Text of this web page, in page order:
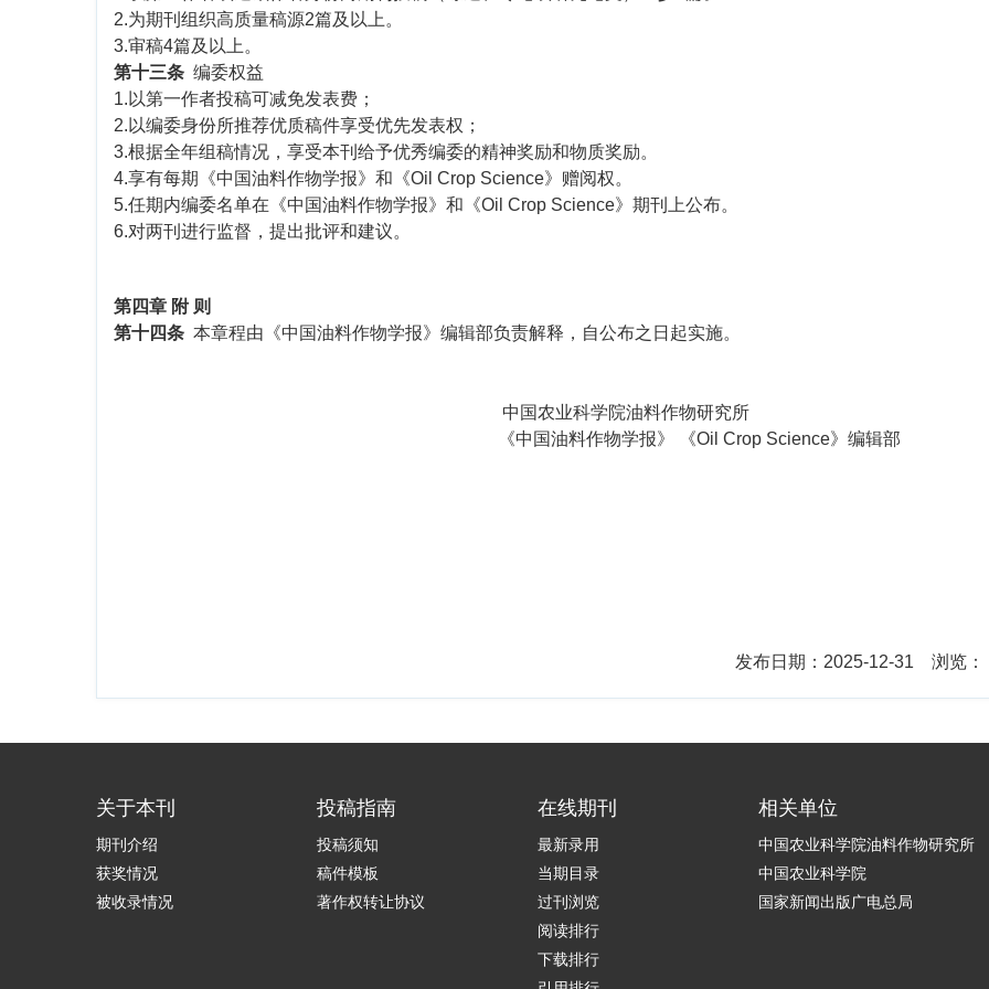
2.为期刊组织高质量稿源2篇及以上。
3.审稿4篇及以上。
第十三条 编委权益
1.以第一作者投稿可减免发表费；
2.以编委身份所推荐优质稿件享受优先发表权；
3.根据全年组稿情况，享受本刊给予优秀编委的精神奖励和物质奖励。
4.享有每期《中国油料作物学报》和《Oil Crop Science》赠阅权。
5.任期内编委名单在《中国油料作物学报》和《Oil Crop Science》期刊上公布。
6.对两刊进行监督，提出批评和建议。
第四章 附 则
第十四条 本章程由《中国油料作物学报》编辑部负责解释，自公布之日起实施。
中国农业科学院油料作物研究所
《中国油料作物学报》 《Oil Crop Science》编
发布日期：2025-12-31 浏览：
关于本刊
期刊介绍
获奖情况
被收录情况
投稿指南
投稿须知
稿件模板
著作权转让协议
在线期刊
最新录用
当期目录
过刊浏览
阅读排行
下载排行
相关单位
中国农业科学院油料作物研究所
中国农业科学院
国家新闻出版广电总局